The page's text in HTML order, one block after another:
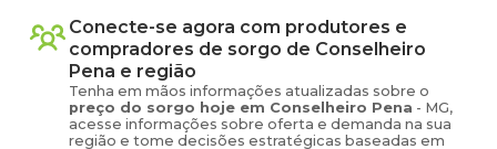
Conecte-se agora com produtores e
compradores de sorgo de Conselheiro
Pena e região
Tenha em mãos informações atualizadas sobre o
preço do sorgo hoje em Conselheiro Pena - MG,
acesse informações sobre oferta e demanda na sua
região e tome decisões estratégicas baseadas em